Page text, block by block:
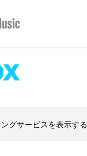
グサービスを表示する